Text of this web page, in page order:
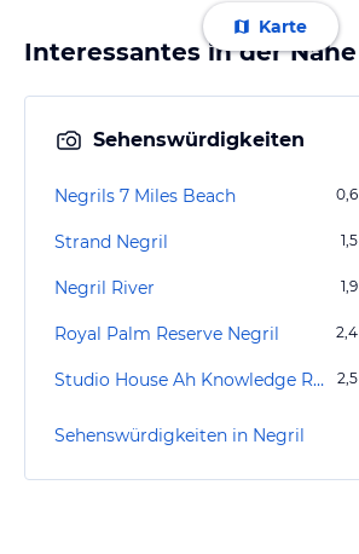
Karte
Interessantes in der Nähe
Sehenswürdigkeiten
Negrils 7 Miles Beach 0,6
Strand Negril 1,5
Negril River 1,9
Royal Palm Reserve Negril 2,4
Studio House Ah Knowledge Records 2,5
Sehenswürdigkeiten in Negril